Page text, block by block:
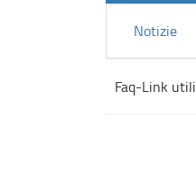
Notizie
Faq-Link utili